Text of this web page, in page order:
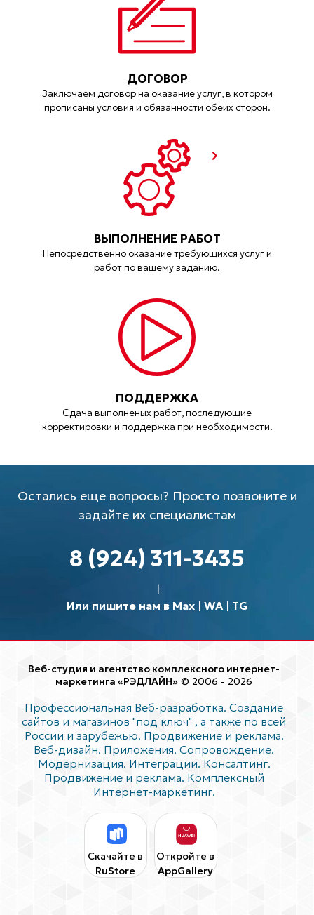
ДОГОВОР
Заключаем договор на оказание услуг, в котором
прописаны условия и обязанности обеих сторон.
ВЫПОЛНЕНИЕ РАБОТ
Непосредственно оказание требующихся услуг и
работ по вашему заданию.
ПОДДЕРЖКА
Сдача выполненых работ, последующие
корректировки и поддержка при необходимости.
Остались еще вопросы? Просто позвоните и
задайте их специалистам
8 (924) 311-3435
Или пишите нам в Max| WA| TG
Веб-студия и агентство комплексного интернет-
маркетинга «РЭДЛАЙН» © 2006 - 2026
Профессиональная Веб-разработка. Создание
сайтов и магазинов "под ключ" , а также по всей
России и зарубежью. Продвижение и реклама.
Веб-дизайн. Приложения. Сопровождение.
Модернизация. Интеграции. Консалтинг.
Продвижение и реклама. Комплексный
Интернет-маркетинг.
Скачайте в
RuStore
Откройте в
AppGallery